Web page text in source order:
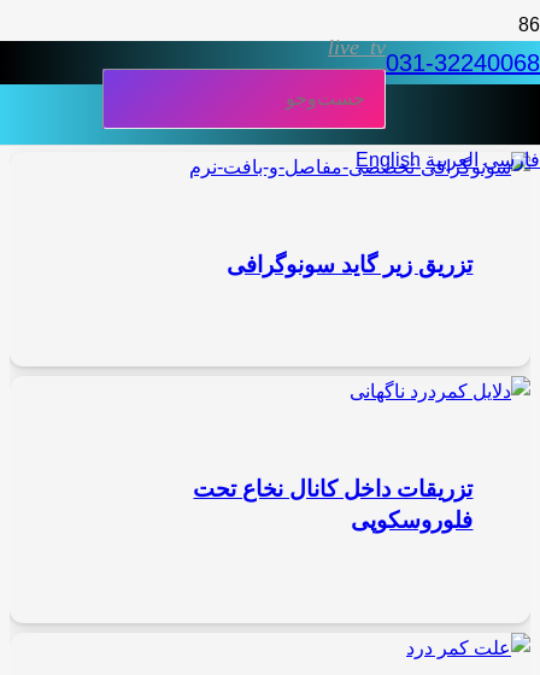
031-32240068
live_tv
فارسی العربية English
تزریق زیر گاید سونوگرافی
تزریقات داخل کانال نخاع تحت
فلوروسکوپی